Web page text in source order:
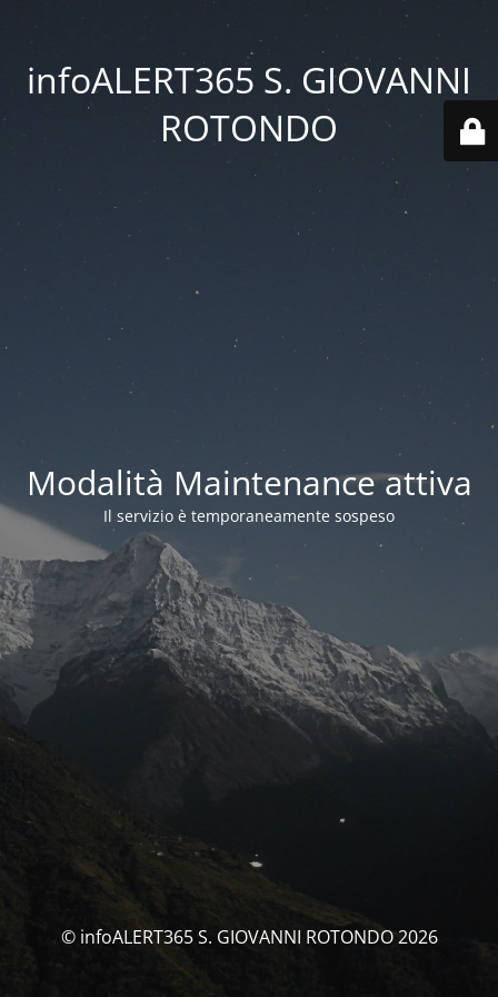
infoALERT365 S. GIOVANNI
ROTONDO
Modalità Maintenance attiva
Il servizio è temporaneamente sospeso
© infoALERT365 S. GIOVANNI ROTONDO 2026